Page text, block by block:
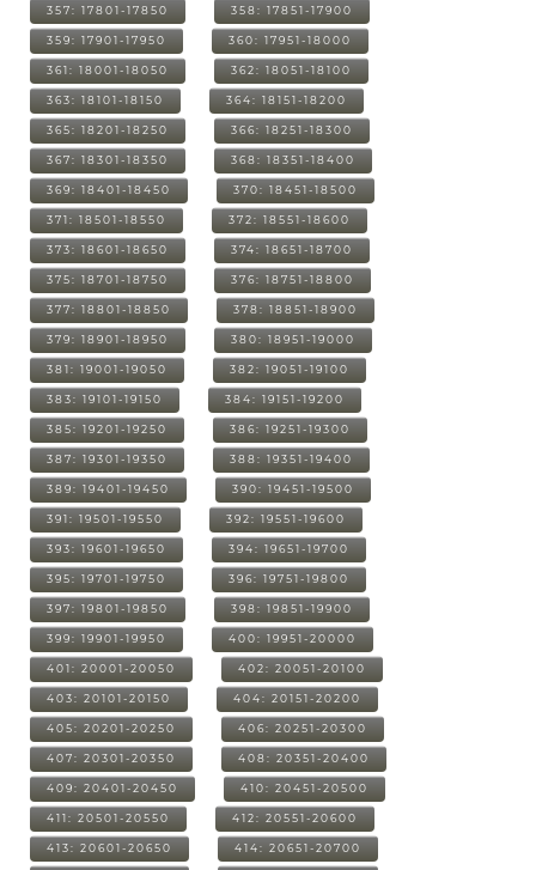
357: 17801-17850 358: 17851-17900
359: 17901-17950 360: 17951-18000
361: 18001-18050 362: 18051-18100
363: 18101-18150 364: 18151-18200
365: 18201-18250 366: 18251-18300
367: 18301-18350 368: 18351-18400
369: 18401-18450 370: 18451-18500
371: 18501-18550 372: 18551-18600
373: 18601-18650 374: 18651-18700
375: 18701-18750 376: 18751-18800
377: 18801-18850 378: 18851-18900
379: 18901-18950 380: 18951-19000
381: 19001-19050 382: 19051-19100
383: 19101-19150 384: 19151-19200
385: 19201-19250 386: 19251-19300
387: 19301-19350 388: 19351-19400
389: 19401-19450 390: 19451-19500
391: 19501-19550 392: 19551-19600
393: 19601-19650 394: 19651-19700
395: 19701-19750 396: 19751-19800
397: 19801-19850 398: 19851-19900
399: 19901-19950 400: 19951-20000
401: 20001-20050 402: 20051-20100
403: 20101-20150 404: 20151-20200
405: 20201-20250 406: 20251-20300
407: 20301-20350 408: 20351-20400
409: 20401-20450 410: 20451-20500
411: 20501-20550 412: 20551-20600
413: 20601-20650 414: 20651-20700